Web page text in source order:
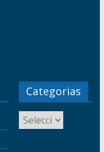
Categorias